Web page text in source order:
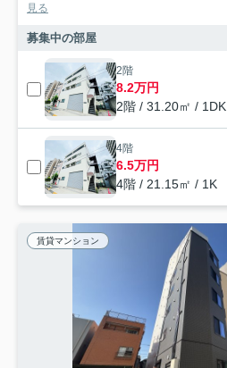
見る
募集中の部屋
2階
8.2万円
2階 / 31.20㎡ / 1DK
4階
6.5万円
4階 / 21.15㎡ / 1K
賃貸マンション